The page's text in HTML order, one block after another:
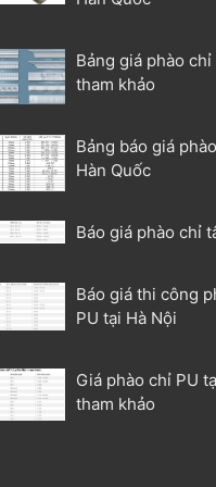
Bảng giá phào
tham khảo
Bảng báo giá
Hàn Quốc
Báo giá phào chỉ
Báo giá thi công
PU tại Hà Nội
Giá phào chỉ PU
tham khảo